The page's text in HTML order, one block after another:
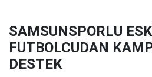
SAMSUNSPORLU
FUTBOLCUDAN
DESTEK